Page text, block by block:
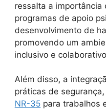
ressalta a importância
programas de apoio
desenvolvimento de
promovendo um
inclusivo e
Além disso, a
práticas de
NR-35 para trabalhos